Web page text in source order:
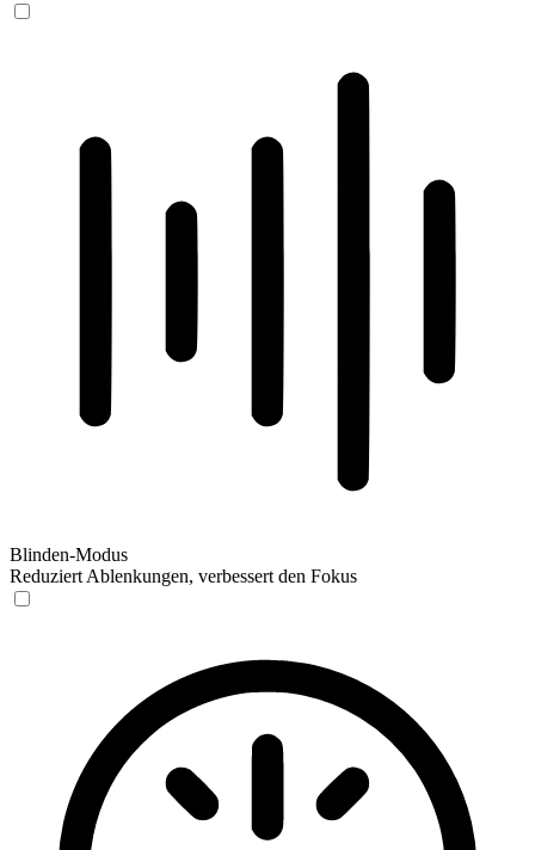
Blinden-Modus
Reduziert Ablenkungen, verbessert den Fokus